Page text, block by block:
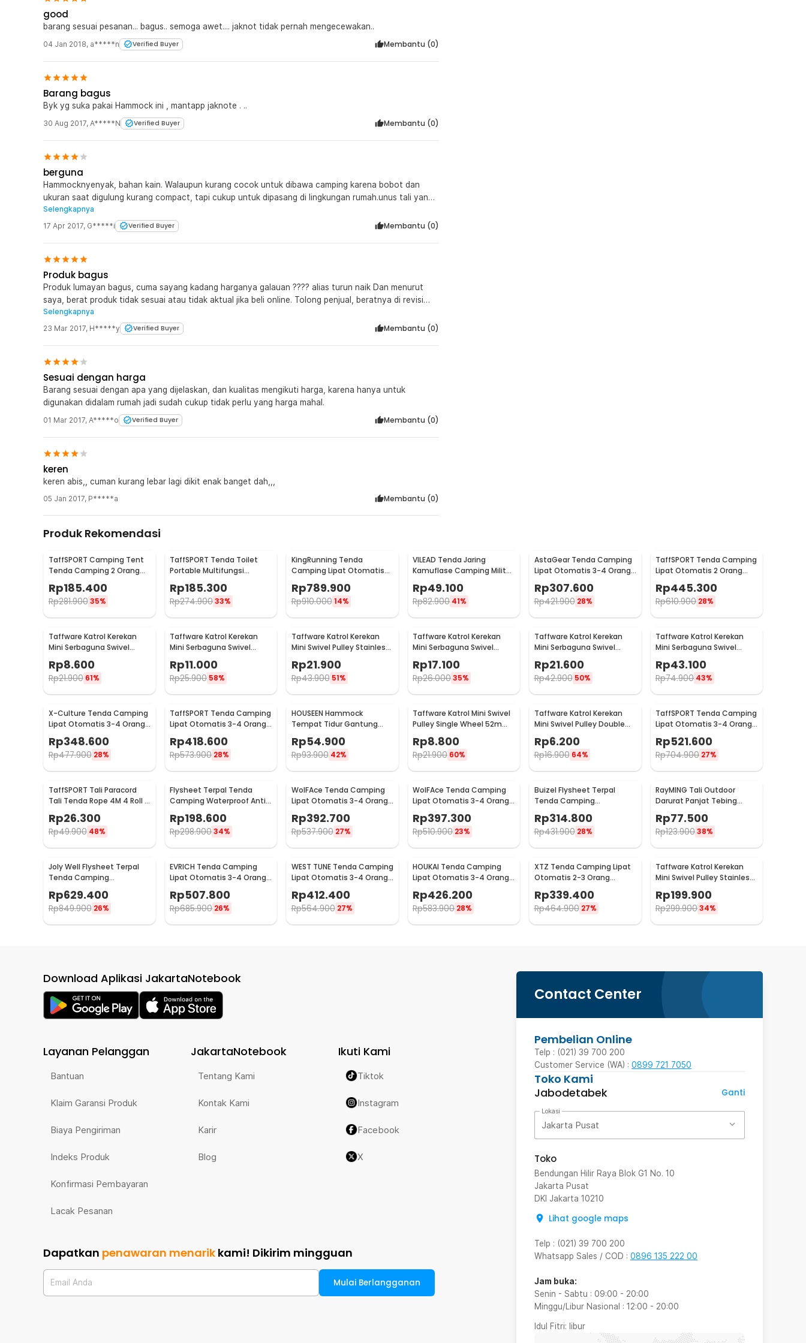
good
barang sesuai pesanan... bagus.. semoga awet.... jaknot tidak pernah mengecewakan..
04 Jan 2018, a*****n Verified Buyer Membantu (0)
Barang bagus
Byk yg suka pakai Hammock ini , mantapp jaknote . ..
30 Aug 2017, A*****N Verified Buyer Membantu (0)
berguna
Hammocknyenyak, bahan kain. Walaupun kurang cocok untuk dibawa camping karena bobot dan
ukuran saat digulung kurang compact, tapi cukup untuk dipasang di lingkungan rumah.unus tali yang
tidak terlalu panjang.
Selengkapnya
17 Apr 2017, G*****i Verified Buyer Membantu (0)
Produk bagus
Produk lumayan bagus, cuma sayang kadang harganya galauan ???? alias turun naik Dan menurut
saya, berat produk tidak sesuai atau tidak aktual jika beli online. Tolong penjual, beratnya di revisi
Kasihan yang beli dong,. Sejauh ini jaknot tetep oke produk2nya
Selengkapnya
23 Mar 2017, H*****y Verified Buyer Membantu (0)
Sesuai dengan harga
Barang sesuai dengan apa yang dijelaskan, dan kualitas mengikuti harga, karena hanya untuk
digunakan didalam rumah jadi sudah cukup tidak perlu yang harga mahal.
01 Mar 2017, A*****o Verified Buyer Membantu (0)
keren
keren abis,, cuman kurang lebar lagi dikit enak banget dah,,,
05 Jan 2017, P*****a Membantu (0)
Produk Rekomendasi
TaffSPORT Camping Tent
Tenda Camping 2 Orang
Single Layer Waterproof -
ZP32750
Rp185.400
Rp281.900 35%
TaffSPORT Tenda Toilet
Portable Multifungsi
Automatic Shower Tent -
ST-100
Rp185.300
Rp274.90033%
KingRunning Tenda
Camping Lipat Otomatis
3-4 Orang Single Layer - S-
T414
Rp789.900
Rp910.000 14%
VILEAD Tenda Jaring
Kamuflase Camping Militer
SG023
Rp49.100
Rp82.900 41%
AstaGear Tenda Camping
Lipat Otomatis 3-4 Orang
Single Layer - SH-100
Rp307.600
Rp421.900 28%
TaffSPORT Tenda Camping
Lipat Otomatis 2 Orang
Double Layer Waterproof -
SH-025
Rp445.300
Rp610.900 28%
Taffware Katrol Kerekan
Mini Serbaguna Swivel
Pulley Stainless Steel M15
Rp8.600
Rp21.900 61%
Taffware Katrol Kerekan
Mini Serbaguna Swivel
Rp11.000
Rp25.900 58%
Taffware Katrol Kerekan
Mini Swivel Pulley Stainless
Rp21.900
Rp43.900 51%
Taffware Katrol Kerekan
Mini Serbaguna Swivel
Rp17.100
Rp26.00035%
Taffware Katrol Kerekan
Mini Serbaguna Swivel
Pulley Stainless Steel M32
Rp21.600
Rp42.900 50%
Taffware Katrol Kerekan
Mini Serbaguna Swivel
Pulley Stainless Steel M50
Rp43.100
Rp74.900 43%
X-Culture Tenda Camping
Lipat Otomatis 3-4 Orang
Double Layer - SH-150
Rp348.600
Rp477.900 28%
TaffSPORT Tenda Camping
Lipat Otomatis 3-4 Orang
Double Layer - SH-450
Rp418.600
Rp573.900 28%
HOUSEEN Hammock
Tempat Tidur Gantung
JS427
Rp54.900
Rp93.900 42%
Taffware Katrol Mini Swivel
Pulley Single Wheel 52mm
- AL52
Rp8.800
Rp21.900 60%
Taffware Katrol Kerekan
Mini Swivel Pulley Double
Wheel 36mm - RB36
Rp6.200
Rp16.900 64%
TaffSPORT Tenda Camping
Lipat Otomatis 3-4 Orang
Double Layer - SH-800
Rp521.600
Rp704.900 27%
TaffSPORT Tali Paracord
Tali Tenda Rope 4M 4 Roll -
Rp26.300
Rp49.900 48%
Flysheet Terpal Tenda
Camping Waterproof Anti
UV 3x3M - SF-010
Rp198.600
Rp298.90034%
WolFAce Tenda Camping
Lipat Otomatis 3-4 Orang
Single Layer Waterproof -
SH-350
Rp392.700
Rp537.900 27%
WolFAce Tenda Camping
Lipat Otomatis 3-4 Orang
Single Layer Waterproof -
SH-300
Rp397.300
Rp510.900 23%
Buizel Flysheet Terpal
Tenda Camping
Waterproof Anti UV 5x3M -
SF-015
Rp314.800
Rp431.900 28%
RayMING Tali Outdoor
Darurat Panjat Tebing
20
Rp77.500
Rp123.90038%
Joly Well Flysheet Terpal
Tenda Camping
Waterproof Anti UV
5.4x3.2M - SF-020
Rp629.400
Rp849.900 26%
EVRICH Tenda Camping
Lipat Otomatis 3-4 Orang
Single Layer Waterproof -
SH-550
Rp507.800
Rp685.900 26%
WEST TUNE Tenda Camping
Lipat Otomatis 3-4 Orang
Rp412.400
Rp564.900 27%
HOUKAI Tenda Camping
Lipat Otomatis 3-4 Orang
Waterproof - SH-400
Rp426.200
Rp583.900 28%
XTZ Tenda Camping Lipat
Otomatis 2-3 Orang
Double Layer Waterproof -
SH-020
Rp339.400
Rp464.900 27%
Taffware Katrol Kerekan
Mini Swivel Pulley Stainless
Rp199.900
Rp299.90034%
Contact Center
Pembelian Online
Telp : (021) 39 700 200
Customer Service (WA) : 0899 721 7050
Toko Kami
Jabodetabek
Ganti
Lokasi
Jakarta Pusat
Toko
Bendungan Hilir Raya Blok G1 No. 10
Jakarta Pusat
DKI Jakarta 10210
Lihat google maps
Telp : (021) 39 700 200
Whatsapp Sales / COD : 0896 135 222 00
Jam buka:
Senin - Sabtu : 09:00 - 20:00
Minggu/Libur Nasional : 12:00 - 20:00
Idul Fitri: libur
Download Aplikasi JakartaNotebook
Layanan Pelanggan
Bantuan
Klaim Garansi Produk
Biaya Pengiriman
Indeks Produk
Konfirmasi Pembayaran
Lacak Pesanan
JakartaNotebook
Tentang Kami
Kontak Kami
Karir
Blog
Ikuti Kami
Tiktok
Instagram
Facebook
X
Dapatkan penawaran menarik kami! Dikirim mingguan
Email Anda Mulai Berlangganan